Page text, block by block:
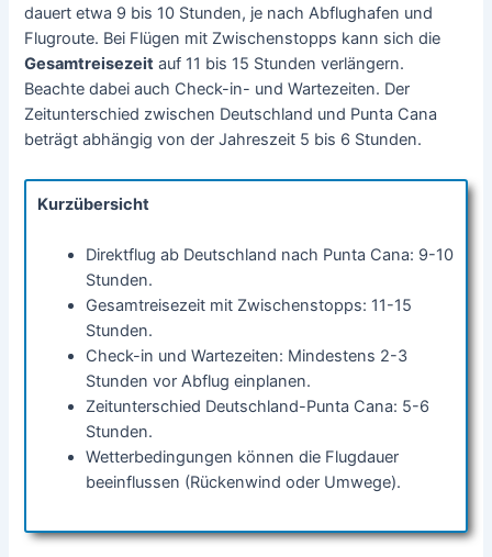
dauert etwa 9 bis 10 Stunden, je nach Abflughafen und
Flugroute. Bei Flügen mit Zwischenstopps kann sich die
Gesamtreisezeit auf 11 bis 15 Stunden verlängern.
Beachte dabei auch Check-in- und Wartezeiten. Der
Zeitunterschied zwischen Deutschland und Punta Cana
beträgt abhängig von der Jahreszeit 5 bis 6 Stunden.
Kurzübersicht
Direktflug ab Deutschland nach Punta Cana: 9-10
Stunden.
Gesamtreisezeit mit Zwischenstopps: 11-15
Stunden.
Check-in und Wartezeiten: Mindestens 2-3
Stunden vor Abflug einplanen.
Zeitunterschied Deutschland-Punta Cana: 5-6
Stunden.
Wetterbedingungen können die Flugdauer
beeinflussen (Rückenwind oder Umwege).